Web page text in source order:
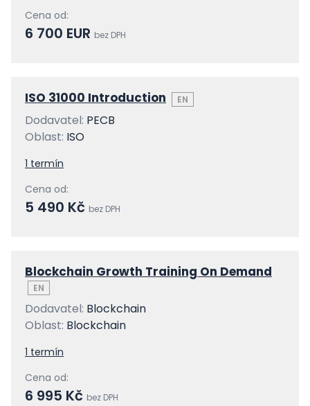
Cena od:
6 700 EUR bez DPH
ISO 31000 Introduction EN
Dodavatel: PECB
Oblast: ISO
1 termín
Cena od:
5 490 Kč bez DPH
Blockchain Growth Training On Demand
EN
Dodavatel: Blockchain
Oblast: Blockchain
1 termín
Cena od:
6 995 Kč bez DPH